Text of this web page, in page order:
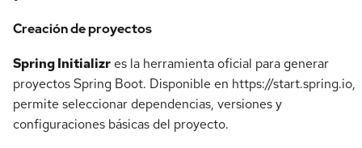
Creación de proyectos
Spring Initializr es la herramienta oficial para generar
proyectos Spring Boot. Disponible en https://start.spring.io,
permite seleccionar dependencias, versiones y
configuraciones básicas del proyecto.